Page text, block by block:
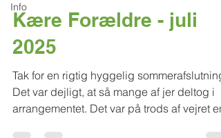
Info
Kære Forældre - juli
2025
Tak for en rigtig hyggelig sommerafslutning.
Det var dejligt, at så mange af jer deltog i
arrangementet. Det var på trods af vejret